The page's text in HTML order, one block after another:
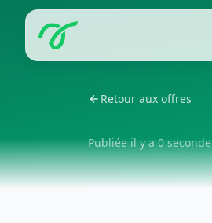
Retour aux offres
Publiée il y a 0 seconde